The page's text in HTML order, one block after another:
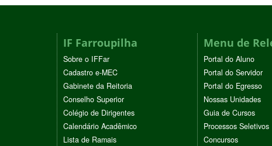
IF Farroupilha
Sobre o IFFar
Cadastro e-MEC
Gabinete da Reitoria
Conselho Superior
Colégio de Dirigentes
Calendário Acadêmico
Lista de Ramais
Menu de
Portal do Aluno
Portal do Servidor
Portal do Egresso
Nossas Unidades
Guia de Cursos
Processos Seletivos
Concursos